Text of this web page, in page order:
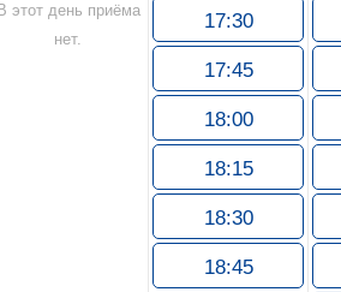
В этот день приёма
нет.
17:30
17:45
18:00
18:15
18:30
18:45